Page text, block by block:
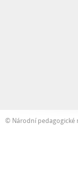
© Národní pedagogické